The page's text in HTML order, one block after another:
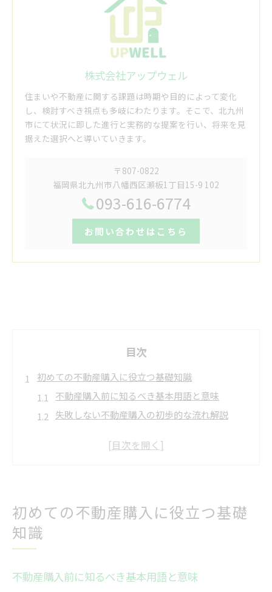
株式会社アップウェル
住まいや不動産に関する課題は時期や目的によって変化
し、検討すべき視点も多岐にわたります。そこで、北九州
市にて状況に即した進行と実務的な提案を行い、将来を見
据えた選択へと導いていきます。
〒807-0822
福岡県北九州市八幡西区瀬板1丁目15-9 102
093-616-6774
お問い合わせはこちら
目次
初めての不動産購入に役立つ基礎知識
不動産購入前に知るべき基本用語と意味
失敗しない不動産購入の初歩的な流れ解説
安心のための不動産購入資金計画の立て方
不動産購入資金計画の立て方と流れの全体像
不動産購入の流れに必要な諸費用のポイント
初めての不動産購入に役立つ基礎
知識
不動産購入前に知るべき基本用語と意味